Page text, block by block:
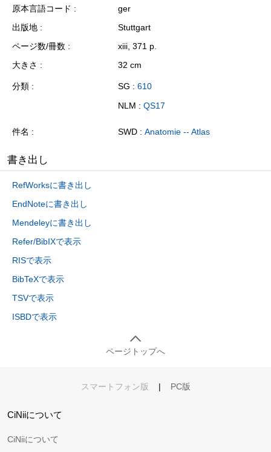
原本言語コード
ger
出版地
Stuttgart
ページ数/冊数
xiii, 371 p.
大きさ
32 cm
分類 SG : 610
NLM : QS17
件名 SWD : Anatomie -- Atlas
書き出し
RefWorksに書き出し
EndNoteに書き出し
Mendeleyに書き出し
Refer/BibIXで表示
RISで表示
BibTeXで表示
TSVで表示
ISBDで表示
ページトップへ
スマートフォン版 | PC版
CiNiiについて
CiNiiについて